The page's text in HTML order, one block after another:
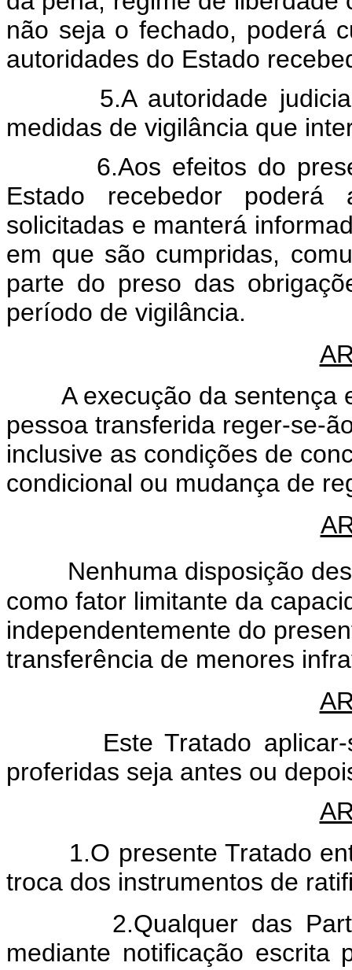
não seja o fechado, poderá
autoridades do Estado
5.A autoridade judicial
medidas de vigilância que
6.Aos efeitos do
Estado recebedor
solicitadas e manterá
em que são cumpridas,
parte do preso das
período de vigilância.
A execução da sentença e
pessoa transferida reger-se-
inclusive as condições de
condicional ou mudança de
Nenhuma disposição
como fator limitante da
independentemente do
transferência de menores
Este Tratado aplicar-se-
proferidas seja antes ou
1.O presente Tratado
troca dos instrumentos de
2.Qualquer das Partes
mediante notificação escrita